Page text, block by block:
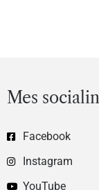
Mes
Facebook
Instagram
YouTube